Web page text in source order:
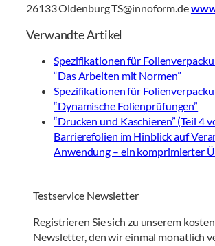
26133 Oldenburg TS@innoform.de
Verwandte Artikel
Spezifikationen für
“Das Arbeiten mit Normen”
Spezifikationen für
“Dynamische Folienprüfungen”
“Drucken und Kaschieren” (Teil 4
Barrierefolien im Hinblick auf
Anwendung – ein komprimierter
Testservice Newsletter
Registrieren Sie sich zu unserem
Newsletter, den wir einmal monatlich